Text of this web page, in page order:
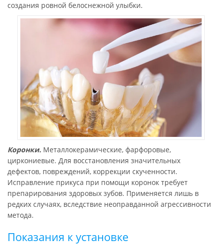
создания ровной белоснежной улыбки.
Коронки. Металлокерамические, фарфоровые,
циркониевые. Для восстановления значительных
дефектов, повреждений, коррекции скученности.
Исправление прикуса при помощи коронок требует
препарирования здоровых зубов. Применяется лишь в
редких случаях, вследствие неоправданной агрессивности
метода.
Показания к установке